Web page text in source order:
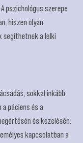
pszichológus szerepe
hiszen olyan
segíthetnek a lelki
sokkal inkább
páciens és a
és kezelésén.
kapcsolatban a